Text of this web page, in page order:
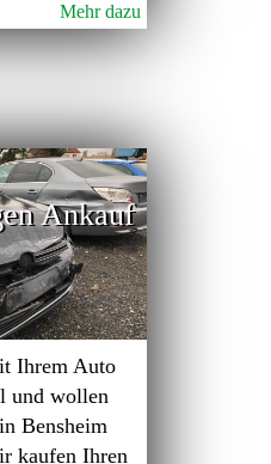
Mehr dazu
Ankauf
Ihrem Auto
und wollen
Bensheim
kaufen Ihren